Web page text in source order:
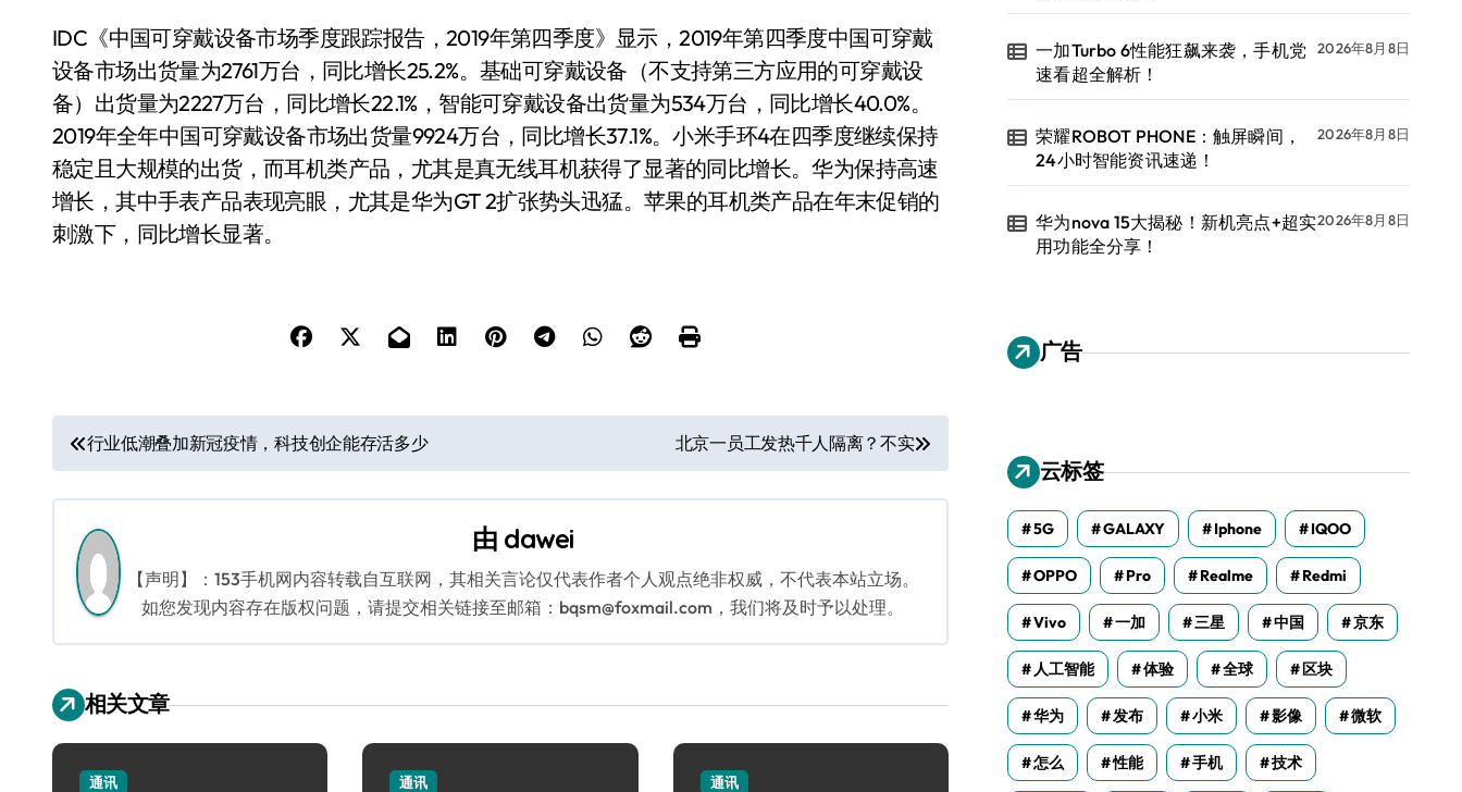
IDC《中国可穿戴设备市场季度跟踪报告，2019年第四季度》显示，2019年第四季度中国可穿戴
设备市场出货量为2761万台，同比增长25.2%。基础可穿戴设备（不支持第三方应用的可穿戴设
备）出货量为2227万台，同比增长22.1%，智能可穿戴设备出货量为534万台，同比增长40.0%。
2019年全年中国可穿戴设备市场出货量9924万台，同比增长37.1%。小米手环4在四季度继续保持
稳定且大规模的出货，而耳机类产品，尤其是真无线耳机获得了显著的同比增长。华为保持高速
增长，其中手表产品表现亮眼，尤其是华为GT 2扩张势头迅猛。苹果的耳机类产品在年末促销的
刺激下，同比增长显著。
文
章
导
航
行业低潮叠加新冠疫情，科技创企能存活多少 北京一员工发热千人隔离？不实
由 dawei
【声明】：153手机网内容转载自互联网，其相关言论仅代表作者个人观点绝非权威，不代表本站立场。
如您发现内容存在版权问题，请提交相关链接至邮箱：bqsm@foxmail.com，我们将及时予以处理。
相关文章
通讯 通讯 通讯
一加Turbo 6性能狂飙来袭，手机党
速看超全解析！
2026年8月8日
荣耀ROBOT PHONE：触屏瞬间，
24小时智能资讯速递！
2026年8月8日
华为nova 15大揭秘！新机亮点+超实
用功能全分享！
2026年8月8日
广告
云标签
5G GALAXY Iphone IQOO
OPPO Pro Realme Redmi
Vivo 一加 三星 中国 京东
人工智能 体验 全球 区块
华为 发布 小米 影像 微软
怎么 性能 手机 技术